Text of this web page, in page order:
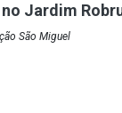
Jardim
São Miguel